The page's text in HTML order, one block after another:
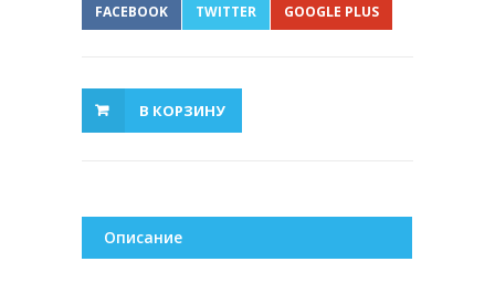
FACEBOOK TWITTER GOOGLE PLUS
В КОРЗИНУ
Описание